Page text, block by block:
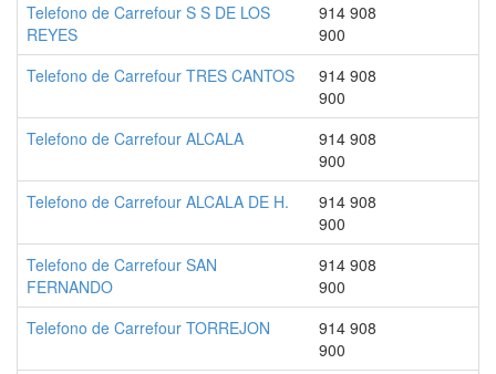
Telefono de Carrefour S S DE LOS
REYES
914 908
900
Telefono de Carrefour TRES CANTOS
914 908
900
Telefono de Carrefour ALCALA
914 908
900
Telefono de Carrefour ALCALA DE H.
914 908
900
Telefono de Carrefour SAN
FERNANDO
914 908
900
Telefono de Carrefour TORREJON
914 908
900